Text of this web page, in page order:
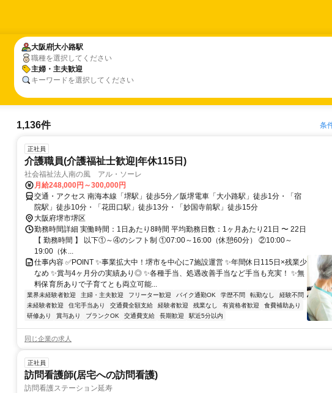
大阪府大小路駅
職種を選択してください
主婦・主夫歓迎
キーワードを選択してください
大阪府大小路駅
主婦・主夫歓迎
1,136件 条
正社員
介護職員(介護福祉士歓迎|年休115日)
社会福祉法人南の風 アル・ソーレ
月給248,000円～300,000円
交通・アクセス 南海本線「堺駅」徒歩5分／阪堺電車「大小路駅」徒歩1分・「宿
院駅」徒歩10分・「花田口駅」徒歩13分・「妙国寺前駅」徒歩15分
大阪府堺市堺区
勤務時間詳細 実働時間：1日あたり8時間 平均勤務日数：1ヶ月あたり21日 〜 22日
【 勤務時間 】 以下①～④のシフト制 ①07:00～16:00（休憩60分） ②10:00～
19:00（休...
仕事内容 ✅POINT ✨事業拡大中！堺市を中心に7施設運営 ✨年間休日115日×残業少
なめ ✨賞与4ヶ月分の実績あり◎ ✨各種手当、処遇改善手当など手当も充実！ ✨無
料保育所ありで子育てとも両立可能...
業界未経験者歓迎 主婦・主夫歓迎 フリーター歓迎 バイク通勤OK 学歴不問 転勤なし
経験不問
未経験者歓迎
住宅手当あり 交通費全額支給 経験者歓迎 残業なし 有資格者歓迎
食費補助あり
研修あり
賞与あり ブランクOK 交通費支給 長期歓迎 駅近5分以内
同じ企業の求人
正社員
訪問看護師(居宅への訪問看護)
訪問看護ステーション延寿